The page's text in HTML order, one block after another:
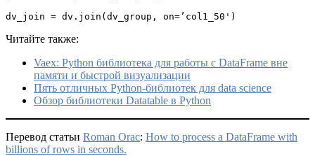
dv_join = dv.join(dv_group, on=’col1_50')
Читайте также:
Vaex: Python библиотека для работы с DataFrame вне
памяти и быстрой визуализации
Пять отличных Python-библиотек для data science
Обзор библиотеки Datatable в Python
Перевод статьи Roman Orac: How to process a DataFrame with
billions of rows in seconds.